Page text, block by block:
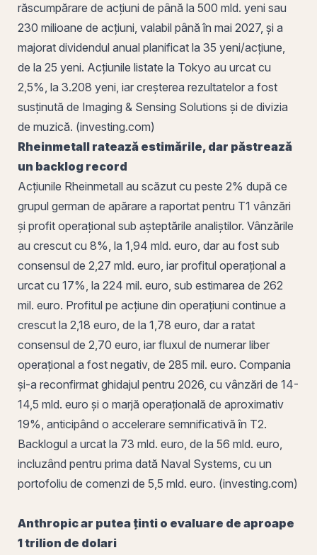
răscumpărare de acțiuni de până la 500 mld. yeni sau
230 milioane de acțiuni, valabil până în mai 2027, și a
majorat dividendul anual planificat la 35 yeni/acțiune,
de la 25 yeni. Acțiunile listate la Tokyo au urcat cu
2,5%, la 3.208 yeni, iar creșterea rezultatelor a fost
susținută de Imaging & Sensing Solutions și de divizia
de muzică. (investing.com)
Rheinmetall ratează estimările, dar păstrează
un backlog record
Acțiunile Rheinmetall au scăzut cu peste 2% după ce
grupul german de apărare a raportat pentru T1 vânzări
și profit operațional sub așteptările analiștilor. Vânzările
au crescut cu 8%, la 1,94 mld. euro, dar au fost sub
consensul de 2,27 mld. euro, iar profitul operațional a
urcat cu 17%, la 224 mil. euro, sub estimarea de 262
mil. euro. Profitul pe acțiune din operațiuni continue a
crescut la 2,18 euro, de la 1,78 euro, dar a ratat
consensul de 2,70 euro, iar fluxul de numerar liber
operațional a fost negativ, de 285 mil. euro. Compania
și-a reconfirmat ghidajul pentru 2026, cu vânzări de 14-
14,5 mld. euro și o marjă operațională de aproximativ
19%, anticipând o accelerare semnificativă în T2.
Backlogul a urcat la 73 mld. euro, de la 56 mld. euro,
incluzând pentru prima dată Naval Systems, cu un
portofoliu de comenzi de 5,5 mld. euro. (investing.com)
Anthropic ar putea ținti o evaluare de aproape
1 trilion de dolari